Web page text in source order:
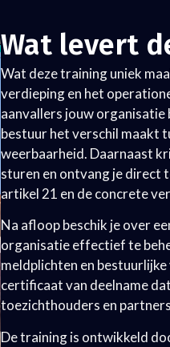
Wat levert
Wat deze training uniek
verdieping en het
aanvallers jouw organisatie
bestuur het verschil maakt
weerbaarheid. Daarnaast
sturen en ontvang je direct
artikel 21 en de concrete
Na afloop beschik je over
organisatie effectief te
meldplichten en
certificaat van deelname
toezichthouders en
De training is ontwikkeld